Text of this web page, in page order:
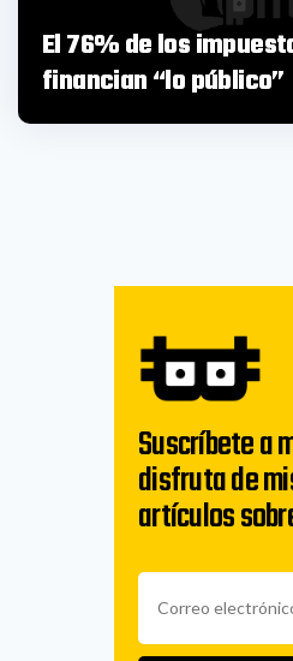
El 76% de los
financian “lo público”
Suscríbete a
disfruta de
artículos